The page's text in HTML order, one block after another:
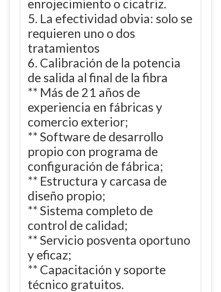
enrojecimiento o cicatriz.
5. La efectividad obvia: solo se
requieren uno o dos
tratamientos
6. Calibración de la potencia
de salida al final de la fibra
** Más de 21 años de
experiencia en fábricas y
comercio exterior;
** Software de desarrollo
propio con programa de
configuración de fábrica;
** Estructura y carcasa de
diseño propio;
** Sistema completo de
control de calidad;
** Servicio posventa oportuno
y eficaz;
** Capacitación y soporte
técnico gratuitos.